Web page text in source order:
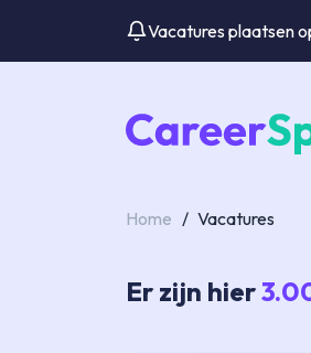
Vacatures plaatsen
Home / Vacatures
Er zijn hier